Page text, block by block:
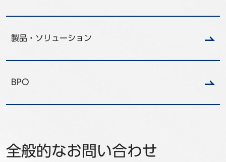
BBSグループネットワーク サステナビリティ 企業情報
製品・ソリューション
BPO
全般的なお問い合わせ